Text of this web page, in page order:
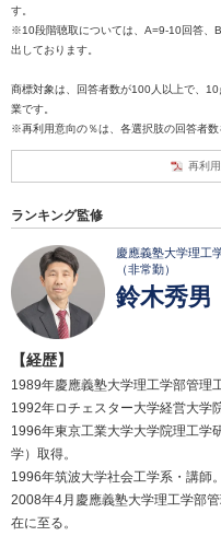
す。
※10段階聴取については、A=9-10回答、
出しております。
商標対象は、回答者数が100人以上で、
業です。
※再利用意向の％は、各選択肢の回答者数
再利
ランキング監修
慶應義塾大学理工
（非常勤）
鈴木秀男
【経歴】
1989年慶應義塾大学理工学部管理
1992年ロチェスター大学経営大学
1996年東京工業大学大学院理工学
学）取得。
1996年筑波大学社会工学系・講師
2008年4月慶應義塾大学理工学部
在に至る。